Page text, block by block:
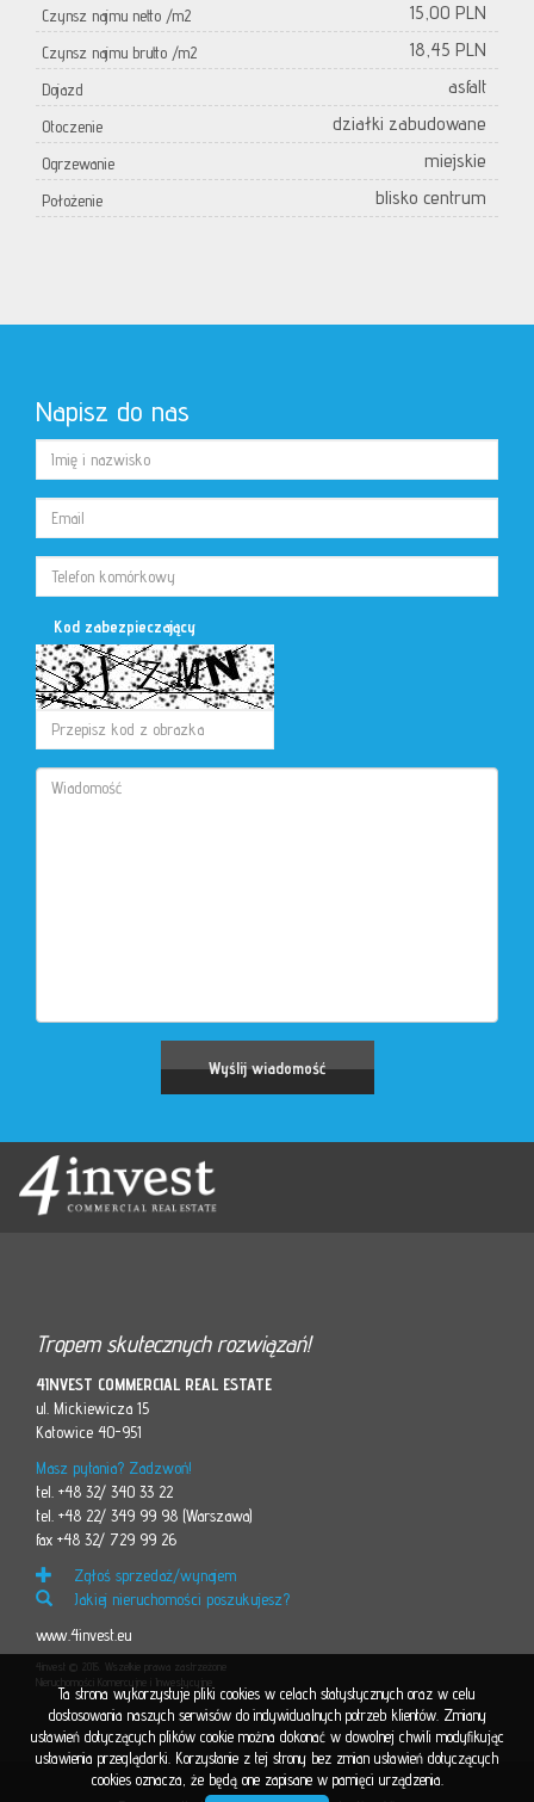
Czynsz najmu netto /m2 15,00 PLN
Czynsz najmu brutto /m2 18,45 PLN
Dojazd asfalt
Otoczenie działki zabudowane
Ogrzewanie miejskie
Położenie blisko centrum
Napisz do nas
Kod zabezpieczający
Tropem skutecznych rozwiązań!
4INVEST COMMERCIAL REAL ESTATE
ul. Mickiewicza 15
Katowice 40-951
Masz pytania? Zadzwoń!
tel. +48 32/ 340 33 22
tel. +48 22/ 349 99 98 (Warszawa)
fax +48 32/ 729 99 26
Zgłoś sprzedaż/wynajem
Jakiej nieruchomości poszukujesz?
www.4invest.eu
4invest © 2015. Wszelkie prawa zastrzeżone
Nieruchomości Komercyjne i Inwestycyjne
Ta strona wykorzystuje pliki cookies w celach statystycznych oraz w celu
dostosowania naszych serwisów do indywidualnych potrzeb klientów. Zmiany
ustawień dotyczących plików cookie można dokonać w dowolnej chwili modyfikując
ustawienia przeglądarki. Korzystanie z tej strony bez zmian ustawień dotyczących
cookies oznacza, że będą one zapisane w pamięci urządzenia.